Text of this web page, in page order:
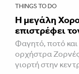
THINGS TO DO
Η μεγάλη
επιστρέφει
Φαγητό, ποτό
ορχήστρα Ζορνές
γιορτή στην